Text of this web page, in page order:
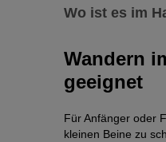
Wo ist es im
gemeinsam mit
Außer innerhalb
Achtung: In einigen
Wandern
geeignet
Für Anfänger oder
kleinen Beine zu